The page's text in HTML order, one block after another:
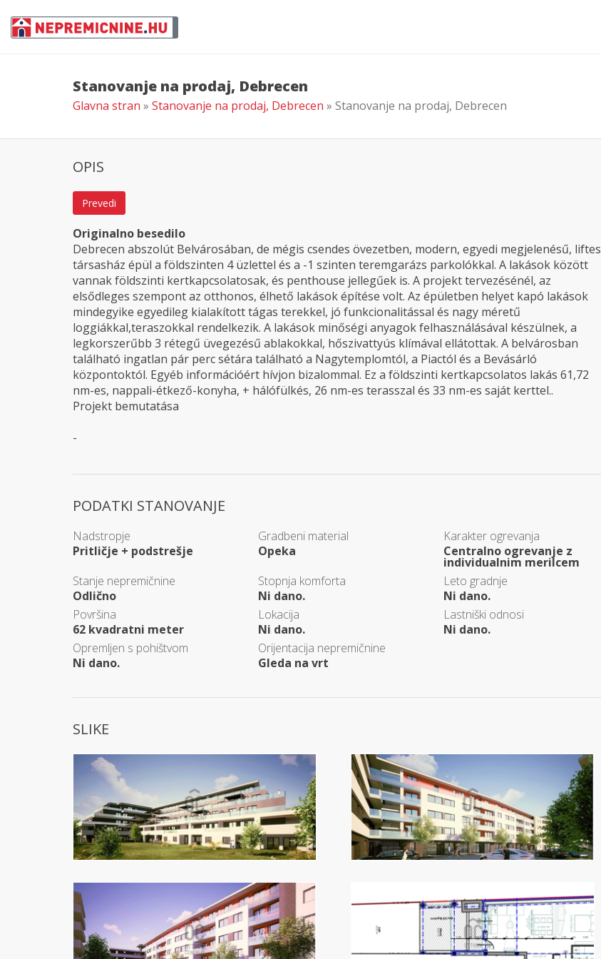
Stanovanje na prodaj, Debrecen
Glavna stran » Stanovanje na prodaj, Debrecen » Stanovanje na prodaj, Debrecen
OPIS
Prevedi
Originalno besedilo
Debrecen abszolút Belvárosában, de mégis csendes övezetben, modern, egyedi megjelenésű, liftes
társasház épül a földszinten 4 üzlettel és a -1 szinten teremgarázs parkolókkal. A lakások között
vannak földszinti kertkapcsolatosak, és penthouse jellegűek is. A projekt tervezésénél, az
elsődleges szempont az otthonos, élhető lakások építése volt. Az épületben helyet kapó lakások
mindegyike egyedileg kialakított tágas terekkel, jó funkcionalitással és nagy méretű
loggiákkal,teraszokkal rendelkezik. A lakások minőségi anyagok felhasználásával készülnek, a
legkorszerűbb 3 rétegű üvegezésű ablakokkal, hőszivattyús klímával ellátottak. A belvárosban
található ingatlan pár perc sétára található a Nagytemplomtól, a Piactól és a Bevásárló
központoktól. Egyéb információért hívjon bizalommal. Ez a földszinti kertkapcsolatos lakás 61,72
nm-es, nappali-étkező-konyha, + hálófülkés, 26 nm-es terasszal és 33 nm-es saját kerttel..
Projekt bemutatása
-
PODATKI STANOVANJE
Nadstropje
Pritličje + podstrešje
Gradbeni material
Opeka
Karakter ogrevanja
Centralno ogrevanje z
individualnim merilcem
Stanje nepremičnine
Odlično
Stopnja komforta
Ni dano.
Leto gradnje
Ni dano.
Površina
62 kvadratni meter
Lokacija
Ni dano.
Lastniški odnosi
Ni dano.
Opremljen s pohištvom
Ni dano.
Orijentacija nepremičnine
Gleda na vrt
SLIKE